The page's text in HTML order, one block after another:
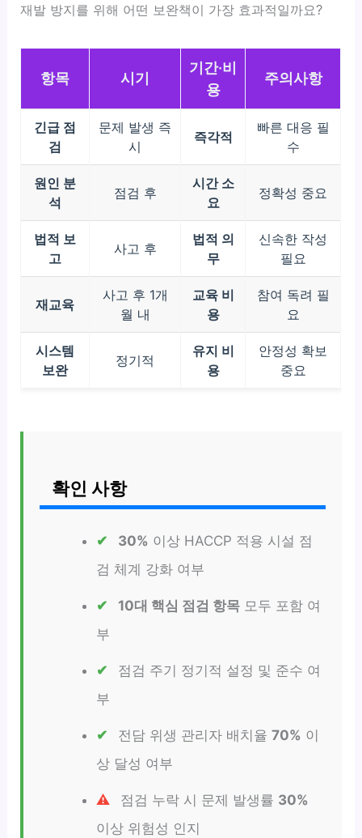
재발 방지를 위해 어떤 보완책이 가장 효과적일까요?
항목 시기
기간·비
용
주의사항
긴급 점
검
문제 발생 즉
시
즉각적
빠른 대응 필
수
원인 분
석
점검 후
시간 소
요
정확성 중요
법적 보
고
사고 후
법적 의
무
신속한 작성
필요
재교육
사고 후 1개
월 내
교육 비
용
참여 독려 필
요
시스템
보완
정기적
유지 비
용
안정성 확보
중요
확인 사항
30% 이상 HACCP 적용 시설 점
검 체계 강화 여부
10대 핵심 점검 항목모두 포함 여
부
점검 주기 정기적 설정 및 준수 여
부
전담 위생 관리자 배치율 70% 이
상 달성 여부
점검 누락 시 문제 발생률 30%
이상 위험성 인지